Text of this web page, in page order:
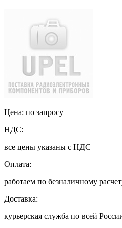
Цена: по запросу
НДС:
все цены указаны с НДС
Оплата:
работаем по безналичному
Доставка:
курьерская служба по всей